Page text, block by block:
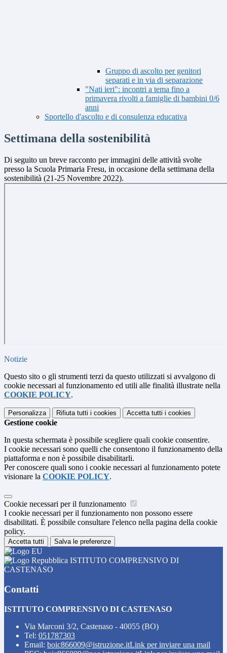
Gruppo di ascolto per genitori
separati e in via di separazione
"Nati ieri": incontri a tema fino a
primavera rivolti a famiglie di bambini 0/6
anni
Sportello d'ascolto e di consulenza educativa
Settimana della sostenibilità
Di seguito un breve racconto per immagini delle attività svolte
presso la Scuola Primaria Fresu, in occasione della settimana della
sostenibilità (21-25 Novembre 2022).
Notizie
Questo sito o gli strumenti terzi da questo utilizzati si avvalgono di
cookie necessari al funzionamento ed utili alle finalità illustrate nella
COOKIE POLICY.
Personalizza Rifiuta tutti i cookies Accetta tutti i cookies
Gestione cookie
In questa schermata è possibile scegliere quali cookie consentire.
I cookie necessari sono quelli che consentono il funzionamento della
piattaforma e non è possibile disabilitarli.
Per conoscere quali sono i cookie necessari al funzionamento potete
visionare la COOKIE POLICY.
Cookie necessari per il funzionamento
I cookie necessari per il funzionamento non possono essere
disabilitati. È possibile consultare l'elenco nella pagina della cookie
policy.
Accetta tutti Salva le preferenze
ISTITUTO COMPRENSIVO DI
CASTENASO
Contatti
ISTITUTO COMPRENSIVO DI CASTENASO
Via Marconi 3/2, Castenaso - 40055 (BO)
Tel: 051787303
Email: boic866009@istruzione.itLink per inviare una mail